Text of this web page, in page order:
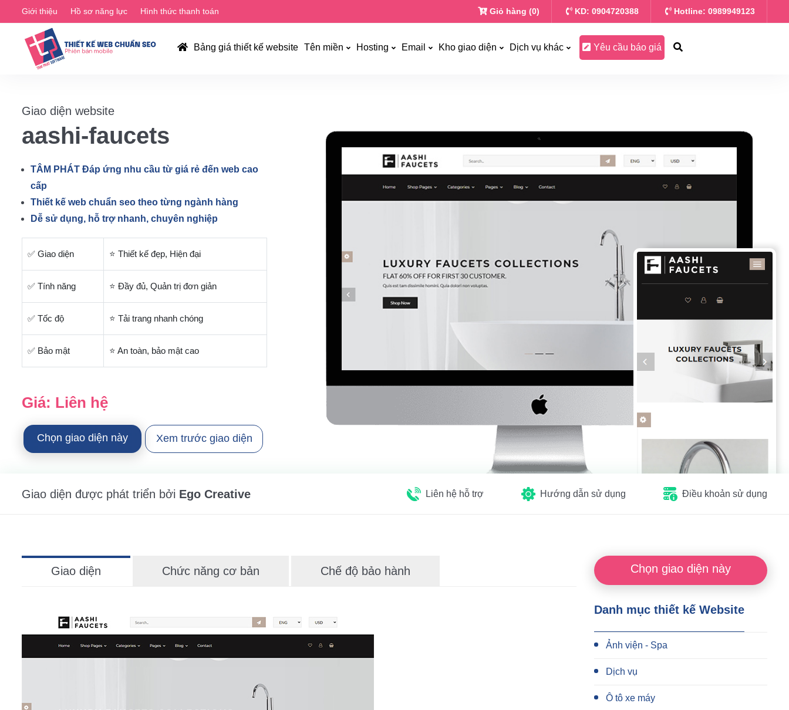
Giới thiệu Hồ sơ năng lực Hình thức thanh toán Giỏ hàng (0) KD: 0904720388 Hotline: 0989949123
Bảng giá thiết kế website Tên miền Hosting Email Kho giao diện Dịch vụ khác Yêu cầu báo giá
Giao diện website
aashi-faucets
TÂM PHÁT Đáp ứng nhu cầu từ giá rẻ đến web cao
cấp
Thiết kế web chuẩn seo theo từng ngành hàng
Dễ sử dụng, hỗ trợ nhanh, chuyên nghiệp
✅ Giao diện ⭐ Thiết kế đẹp, Hiện đại
✅ Tính năng ⭐ Đầy đủ, Quản trị đơn giản
✅ Tốc độ ⭐ Tải trang nhanh chóng
✅ Bảo mật ⭐ An toàn, bảo mật cao
Giá: Liên hệ
Chọn giao diện này Xem trước giao diện
Giao diện được phát triển bởi Ego Creative Liên hệ hỗ trợ Hướng dẫn sử dụng Điều khoản sử dụng
Giao diện Chức năng cơ bản Chế độ bảo hành Chọn giao diện này
Danh mục thiết kế Website
Ảnh viện - Spa
Dịch vụ
Ô tô xe máy